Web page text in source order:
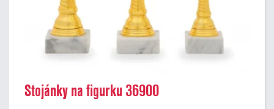
Stojánky na figurku 36900